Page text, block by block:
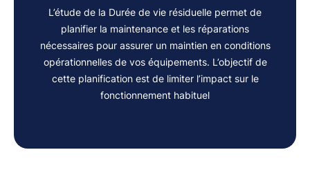
L’étude de la Durée de vie résiduelle permet de
planifier la maintenance et les réparations
nécessaires pour assurer un maintien en conditions
opérationnelles de vos équipements. L’objectif de
cette planification est de limiter l’impact sur le
fonctionnement habituel